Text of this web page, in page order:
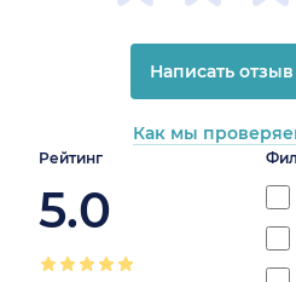
Рейтинг
5.0
0%
Написать отзыв
Как мы